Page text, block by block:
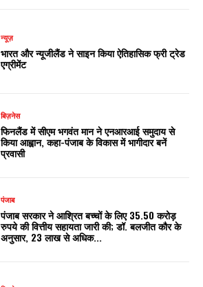
न्यूज़
भारत और न्यूजीलैंड ने साइन किया ऐतिहासिक फ्री ट्रेड
एग्रीमेंट
बिज़नेस
फिनलैंड में सीएम भगवंत मान ने एनआरआई समुदाय से
किया आह्वान, कहा-पंजाब के विकास में भागीदार बनें
प्रवासी
पंजाब
पंजाब सरकार ने आश्रित बच्चों के लिए 35.50 करोड़
रुपये की वित्तीय सहायता जारी की; डॉ. बलजीत कौर के
अनुसार, 23 लाख से अधिक...